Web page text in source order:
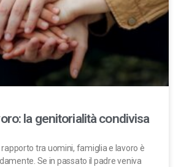
la genitorialità condivisa
rapporto tra uomini, famiglia e lavoro è
Se in passato il padre veniva